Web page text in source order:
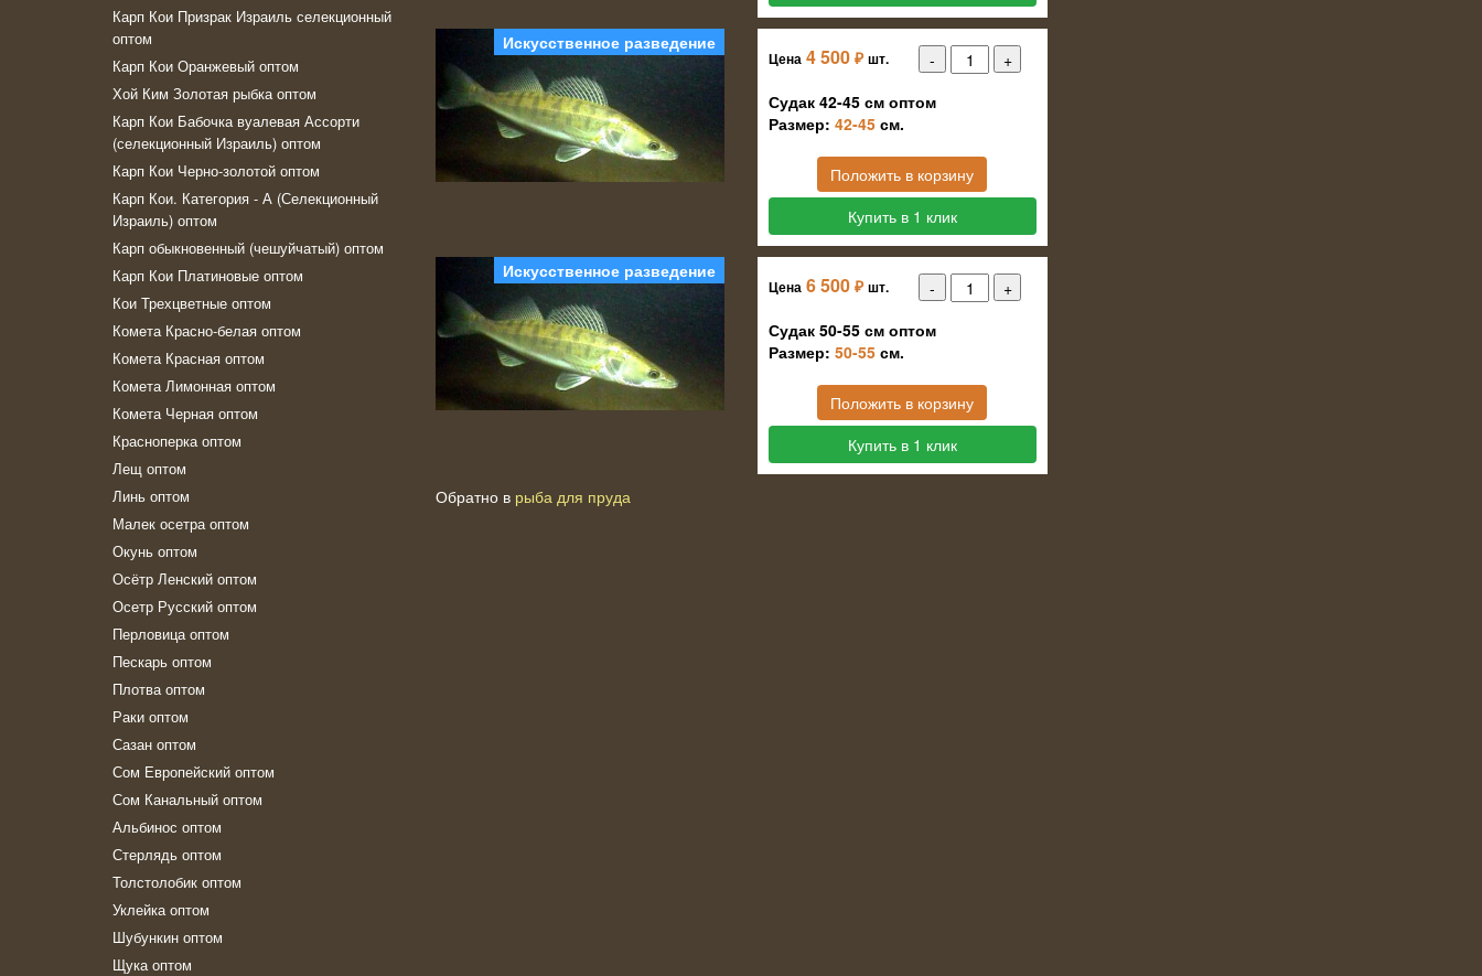
Карп Кои Призрак Израиль селекционный
оптом
Карп Кои Оранжевый оптом
Хой Ким Золотая рыбка оптом
Карп Кои Бабочка вуалевая Ассорти
(селекционный Израиль) оптом
Карп Кои Черно-золотой оптом
Карп Кои. Категория - А (Селекционный
Израиль) оптом
Карп обыкновенный (чешуйчатый) оптом
Карп Кои Платиновые оптом
Кои Трехцветные оптом
Комeта Красно-белая оптом
Комета Красная оптом
Комета Лимонная оптом
Комета Черная оптом
Красноперка оптом
Лещ оптом
Линь оптом
Малек осетра оптом
Окунь оптом
Осётр Ленский оптом
Осетр Русский оптом
Перловица оптом
Пескарь оптом
Плотва оптом
Раки оптом
Сазан оптом
Сом Европейский оптом
Сом Канальный оптом
Альбинос оптом
Стерлядь оптом
Толстолобик оптом
Уклейка оптом
Шубункин оптом
Щука оптом
Искусственное разведение
Цена 4 500 ₽ шт.
Судак 42-45 см оптом
Размер: 42-45 см.
Положить в корзину
Купить в 1 клик
Искусственное разведение
Цена 6 500 ₽ шт.
Судак 50-55 см оптом
Размер: 50-55 см.
Положить в корзину
Купить в 1 клик
Обратно в рыба для пруда